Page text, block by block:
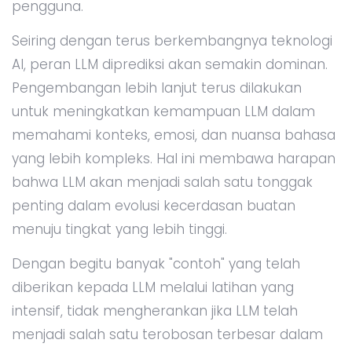
pengguna.
Seiring dengan terus berkembangnya teknologi
AI, peran LLM diprediksi akan semakin dominan.
Pengembangan lebih lanjut terus dilakukan
untuk meningkatkan kemampuan LLM dalam
memahami konteks, emosi, dan nuansa bahasa
yang lebih kompleks. Hal ini membawa harapan
bahwa LLM akan menjadi salah satu tonggak
penting dalam evolusi kecerdasan buatan
menuju tingkat yang lebih tinggi.
Dengan begitu banyak "contoh" yang telah
diberikan kepada LLM melalui latihan yang
intensif, tidak mengherankan jika LLM telah
menjadi salah satu terobosan terbesar dalam